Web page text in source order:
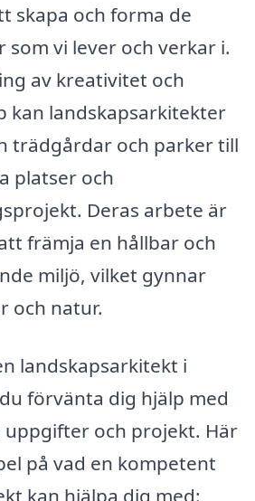
skapa och forma de
vi lever och verkar i.
av kreativitet och
kan landskapsarkitekter
trädgårdar och parker till
platser och
Deras arbete är
främja en hållbar och
miljö, vilket gynnar
och natur.
landskapsarkitekt i
förvänta dig hjälp med
uppgifter och projekt. Här
på vad en kompetent
kan hjälpa dig med: